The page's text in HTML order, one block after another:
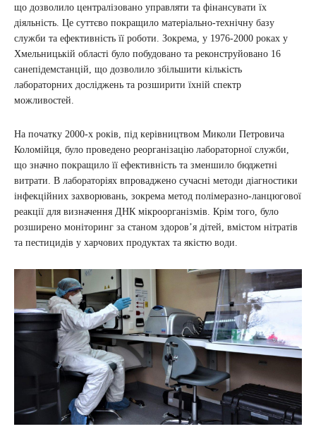
що дозволило централізовано управляти та фінансувати їх
діяльність. Це суттєво покращило матеріально-технічну базу
служби та ефективність її роботи. Зокрема, у 1976-2000 роках у
Хмельницькій області було побудовано та реконструйовано 16
санепідемстанцій, що дозволило збільшити кількість
лабораторних досліджень та розширити їхній спектр
можливостей.
На початку 2000-х років, під керівництвом Миколи Петровича
Коломійця, було проведено реорганізацію лабораторної служби,
що значно покращило її ефективність та зменшило бюджетні
витрати. В лабораторіях впроваджено сучасні методи діагностики
інфекційних захворювань, зокрема метод полімеразно-ланцюгової
реакції для визначення ДНК мікроорганізмів. Крім того, було
розширено моніторинг за станом здоров’я дітей, вмістом нітратів
та пестицидів у харчових продуктах та якістю води.